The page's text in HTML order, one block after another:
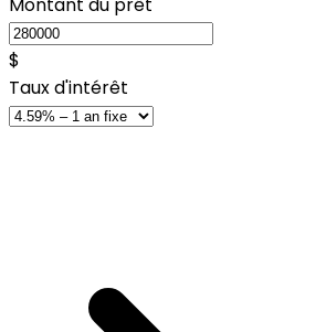
$
Taux d'intérêt